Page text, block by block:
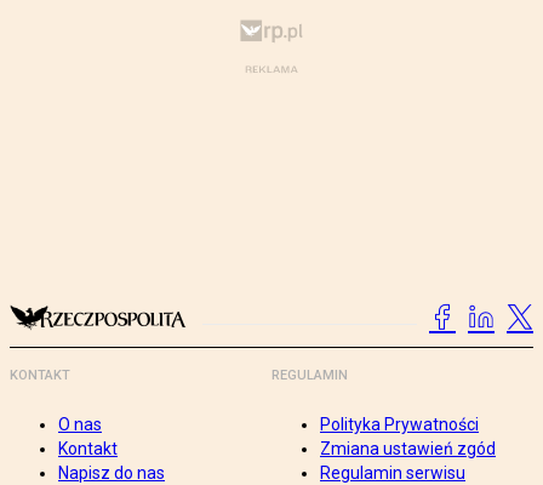
KONTAKT
O nas
Kontakt
Napisz do nas
REGULAMIN
Polityka Prywatności
Zmiana ustawień zgód
Regulamin serwisu